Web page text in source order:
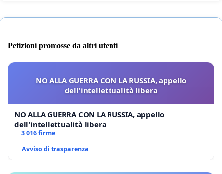
Petizioni promosse da altri utenti
NO ALLA GUERRA CON LA RUSSIA, appello
dell'intellettualità libera
NO ALLA GUERRA CON LA RUSSIA, appello
dell'intellettualità libera
3 016 firme
Avviso di trasparenza